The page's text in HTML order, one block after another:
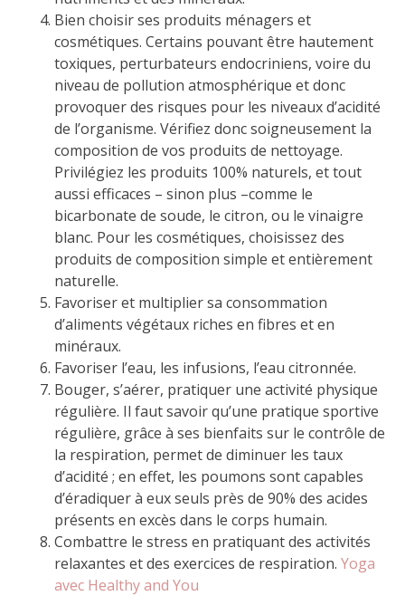
Bien choisir ses produits ménagers et
cosmétiques. Certains pouvant être hautement
toxiques, perturbateurs endocriniens, voire du
niveau de pollution atmosphérique et donc
provoquer des risques pour les niveaux d’acidité
de l’organisme. Vérifiez donc soigneusement la
composition de vos produits de nettoyage.
Privilégiez les produits 100% naturels, et tout
aussi efficaces – sinon plus –comme le
bicarbonate de soude, le citron, ou le vinaigre
blanc. Pour les cosmétiques, choisissez des
produits de composition simple et entièrement
naturelle.
Favoriser et multiplier sa consommation
d’aliments végétaux riches en fibres et en
minéraux.
Favoriser l’eau, les infusions, l’eau citronnée.
Bouger, s’aérer, pratiquer une activité physique
régulière. Il faut savoir qu’une pratique sportive
régulière, grâce à ses bienfaits sur le contrôle de
la respiration, permet de diminuer les taux
d’acidité ; en effet, les poumons sont capables
d’éradiquer à eux seuls près de 90% des acides
présents en excès dans le corps humain.
Combattre le stress en pratiquant des activités
relaxantes et des exercices de respiration. Yoga
avec Healthy and You